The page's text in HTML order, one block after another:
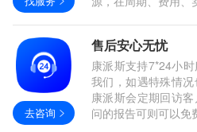
去咨询
售后安心无忧
康派斯支持7*24小
我们，如遇特殊情
康派斯会定期回访
问的报告可则可以免